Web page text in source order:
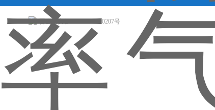
晋公网安备 14040202000207号